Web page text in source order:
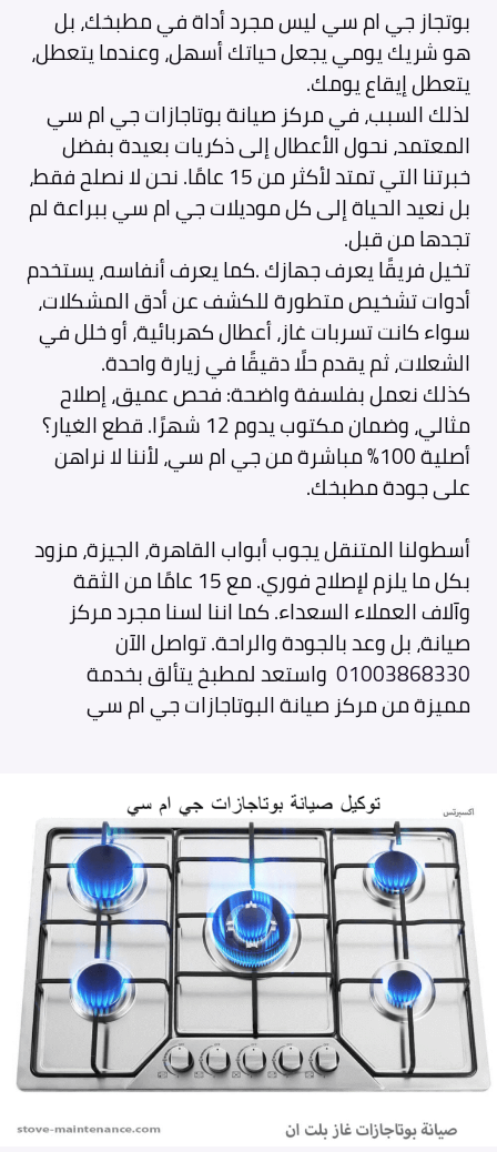
بوتجاز جي ام سي ليس مجرد أداة في مطبخك، بل
هو شريك يومي يجعل حياتك أسهل، وعندما يتعطل،
يتعطل إيقاع يومك.
لذلك السبب، في مركز صيانة بوتاجازات جي ام سي
المعتمد، نحول الأعطال إلى ذكريات بعيدة بفضل
خبرتنا التي تمتد لأكثر من 15 عامًا. نحن لا نصلح فقط،
بل نعيد الحياة إلى كل موديلات جي ام سي ببراعة لم
تجدها من قبل.
تخيل فريقًا يعرف جهازك .كما يعرف أنفاسه، يستخدم
أدوات تشخيص متطورة للكشف عن أدق المشكلات،
سواء كانت تسربات غاز، أعطال كهربائية، أو خلل في
الشعلات، ثم يقدم حلًا دقيقًا في زيارة واحدة.
كذلك نعمل بفلسفة واضحة: فحص عميق، إصلاح
مثالي، وضمان مكتوب يدوم 12 شهرًا. قطع الغيار؟
أصلية 100% مباشرة من جي ام سي، لأننا لا نراهن
على جودة مطبخك.
أسطولنا المتنقل يجوب أبواب القاهرة، الجيزة، مزود
بكل ما يلزم لإصلاح فوري. مع 15 عامًا من الثقة
وآلاف العملاء السعداء. كما اننا لسنا مجرد مركز
صيانة، بل وعد بالجودة والراحة. تواصل الآن
01003868330 واستعد لمطبخ يتألق بخدمة
مميزة من مركز صيانة البوتاجازات جي ام سي